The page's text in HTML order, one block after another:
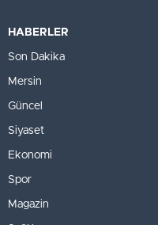
HABERLER
Son Dakika
Mersin
Güncel
Siyaset
Ekonomi
Spor
Magazin